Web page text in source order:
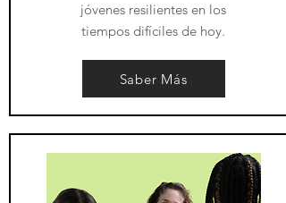
jóvenes resilientes en los
tiempos difíciles de hoy.
Saber Más